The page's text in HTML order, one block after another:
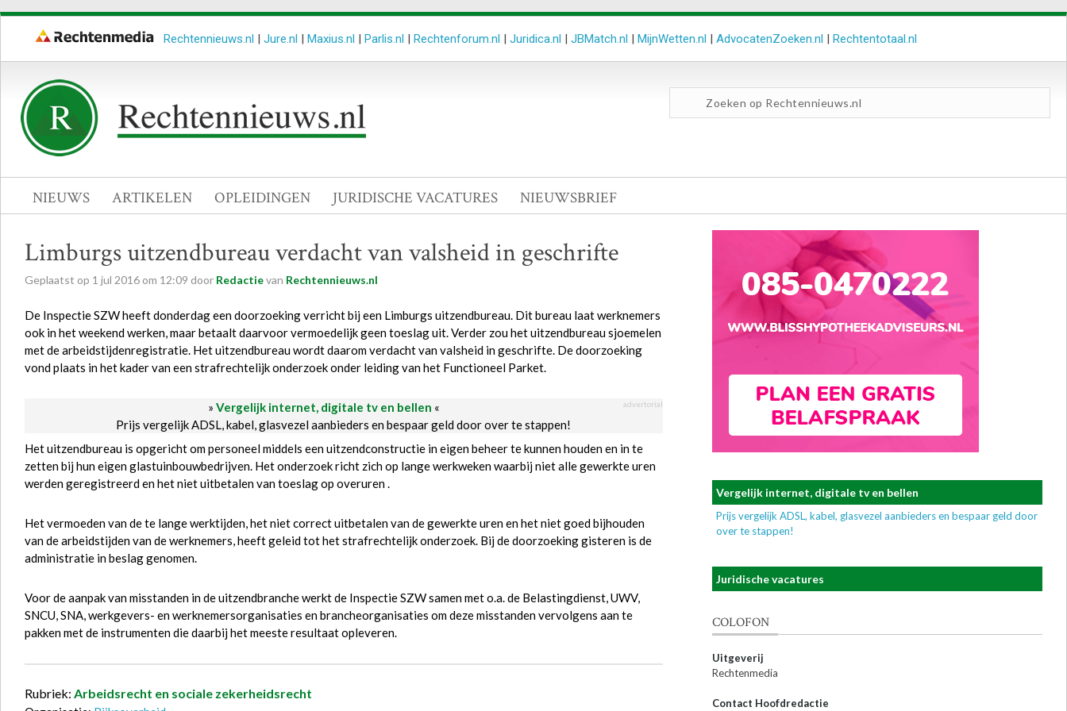
Rechtennieuws.nl | Jure.nl | Maxius.nl | Parlis.nl | Rechtenforum.nl | Juridica.nl | JBMatch.nl | MijnWetten.nl | AdvocatenZoeken.nl | Rechtentotaal.nl
NIEUWS ARTIKELEN OPLEIDINGEN JURIDISCHE VACATURES NIEUWSBRIEF
Limburgs uitzendbureau verdacht van valsheid in geschrifte
Geplaatst op 1 jul 2016 om 12:09 door Redactievan Rechtennieuws.nl
De Inspectie SZW heeft donderdag een doorzoeking verricht bij een Limburgs uitzendbureau. Dit bureau laat werknemers
ook in het weekend werken, maar betaalt daarvoor vermoedelijk geen toeslag uit. Verder zou het uitzendbureau sjoemelen
met de arbeidstijdenregistratie. Het uitzendbureau wordt daarom verdacht van valsheid in geschrifte. De doorzoeking
vond plaats in het kader van een strafrechtelijk onderzoek onder leiding van het Functioneel Parket.
» Vergelijk internet, digitale tv en bellen « advertorial
Prijs vergelijk ADSL, kabel, glasvezel aanbieders en bespaar geld door over te stappen!
Het uitzendbureau is opgericht om personeel middels een uitzendconstructie in eigen beheer te kunnen houden en in te
zetten bij hun eigen glastuinbouwbedrijven. Het onderzoek richt zich op lange werkweken waarbij niet alle gewerkte uren
werden geregistreerd en het niet uitbetalen van toeslag op overuren .
Het vermoeden van de te lange werktijden, het niet correct uitbetalen van de gewerkte uren en het niet goed bijhouden
van de arbeidstijden van de werknemers, heeft geleid tot het strafrechtelijk onderzoek. Bij de doorzoeking gisteren is de
administratie in beslag genomen.
Voor de aanpak van misstanden in de uitzendbranche werkt de Inspectie SZW samen met o.a. de Belastingdienst, UWV,
SNCU, SNA, werkgevers- en werknemersorganisaties en brancheorganisaties om deze misstanden vervolgens aan te
pakken met de instrumenten die daarbij het meeste resultaat opleveren.
Rubriek: Arbeidsrecht en sociale zekerheidsrecht
Vergelijk internet, digitale tv en bellen
Prijs vergelijk ADSL, kabel, glasvezel aanbieders en bespaar geld door
over te stappen!
Juridische vacatures
COLOFON
Uitgeverij
Rechtenmedia
Contact Hoofdredactie